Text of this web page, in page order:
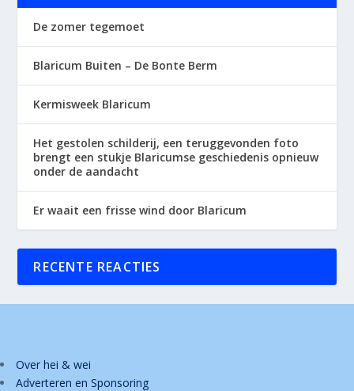
De zomer tegemoet
Blaricum Buiten – De Bonte Berm
Kermisweek Blaricum
Het gestolen schilderij, een teruggevonden foto
brengt een stukje Blaricumse geschiedenis opnieuw
onder de aandacht
Er waait een frisse wind door Blaricum
RECENTE REACTIES
Over hei & wei
Adverteren en Sponsoring